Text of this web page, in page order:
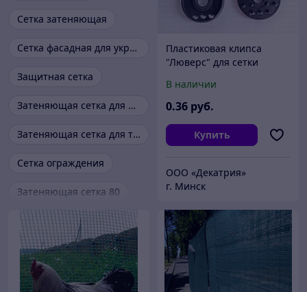
Сетка затеняющая
Сетка фасадная для укрытия строительных лесов
Защитная сетка
Затеняющая сетка для растений
Затеняющая сетка для теплиц
Сетка ограждения
Затеняющая сетка 80
Пластиковая клипса
"Люверс" для сетки
В наличии
0.36 руб.
Купить
ООО «Декатрия»
г. Минск